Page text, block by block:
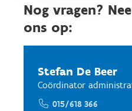
Nog vragen?
ons op:
Stefan De Beer
Coördinator
015/618 366